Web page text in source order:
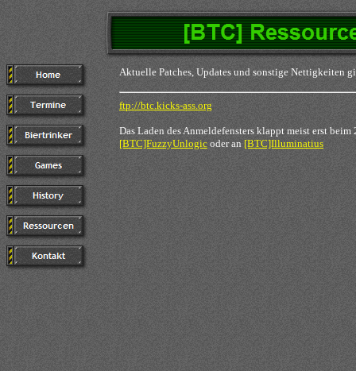
Aktuelle Patches, Updates und sonstige Nettigkeiten
ftp://btc.kicks-ass.org
Das Laden des Anmeldefensters klappt meist erst
[BTC]FuzzyUnlogic oder an [BTC]Illuminatius